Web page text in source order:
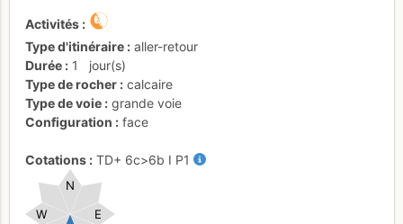
Activités
Type d'itinéraire
aller-retour
Durée
1
jour(s)
Type de rocher
calcaire
Type de voie
grande voie
Configuration
face
Cotations TD+ 6c>6b I P1
E
W
N